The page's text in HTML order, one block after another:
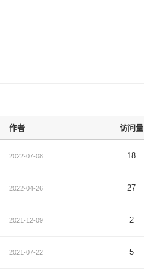
作者 访问量
2022-07-08 18
2022-04-26 27
2021-12-09 2
2021-07-22 5